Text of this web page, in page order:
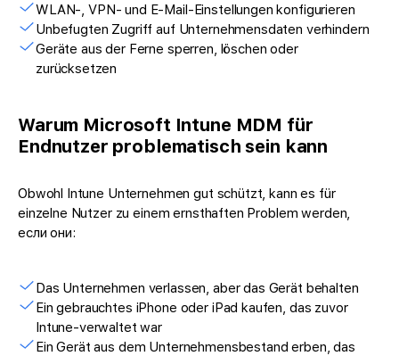
WLAN-, VPN- und E-Mail-Einstellungen konfigurieren
Unbefugten Zugriff auf Unternehmensdaten verhindern
Geräte aus der Ferne sperren, löschen oder
zurücksetzen
Warum Microsoft Intune MDM für
Endnutzer problematisch sein kann
Obwohl Intune Unternehmen gut schützt, kann es für
einzelne Nutzer zu einem ernsthaften Problem werden,
если они:
Das Unternehmen verlassen, aber das Gerät behalten
Ein gebrauchtes iPhone oder iPad kaufen, das zuvor
Intune-verwaltet war
Ein Gerät aus dem Unternehmensbestand erben, das